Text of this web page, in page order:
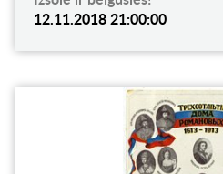
12.11.2018 21:00:00